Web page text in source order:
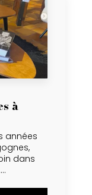
à
années
dans